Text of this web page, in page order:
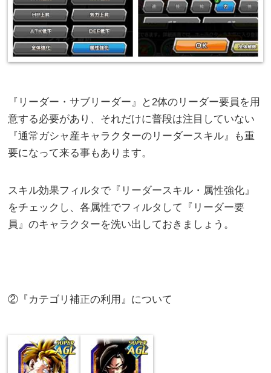
『リーダー・サブリーダー』と2体のリーダー要員を用
意する必要があり、それだけに普段は注目していない
『通常ガシャ産キャラクターのリーダースキル』も重
要になって来る事もあります。
スキル効果フィルタで『リーダースキル・属性強化』
をチェックし、各属性でフィルタして『リーダー要
員』のキャラクターを洗い出しておきましょう。
②『カテゴリ補正の利用』について